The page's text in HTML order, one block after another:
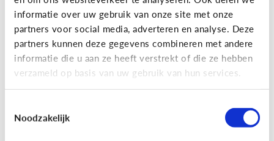
informatie over uw gebruik van onze site met onze
partners voor social media, adverteren en analyse. Deze
partners kunnen deze gegevens combineren met andere
informatie die u aan ze heeft verstrekt of die ze hebben
verzameld op basis van uw gebruik van hun services.
Noodzakelijk
Bijzonder digitaal
Mijn kind is slechtziend of blind.
Welke apps of toepassingen